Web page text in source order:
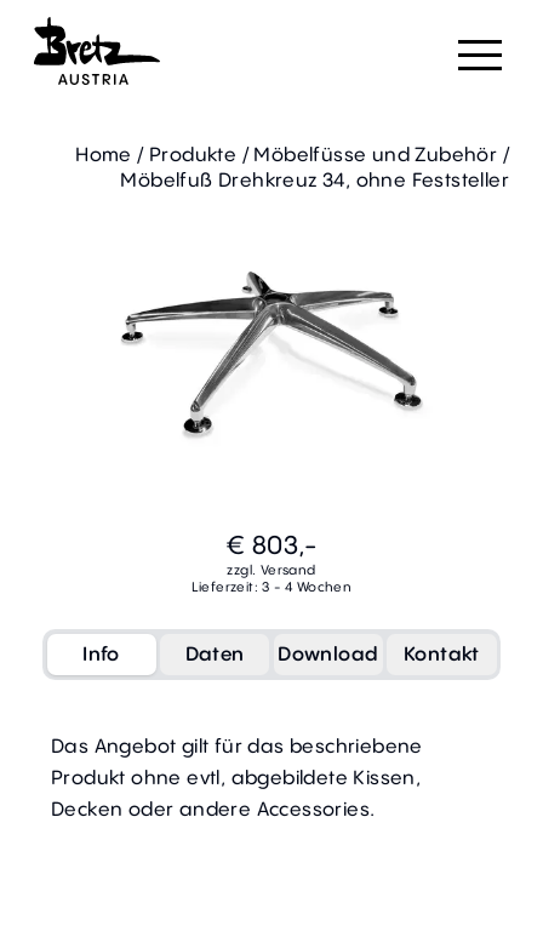
Home / Produkte / Möbelfüsse und Zubehör /
Möbelfuß Drehkreuz 34, ohne Feststeller
€ 803,-
zzgl. Versand
Lieferzeit: 3 - 4 Wochen
Info Daten Download Kontakt
Das Angebot gilt für das beschriebene
Produkt ohne evtl, abgebildete Kissen,
Decken oder andere Accessories.